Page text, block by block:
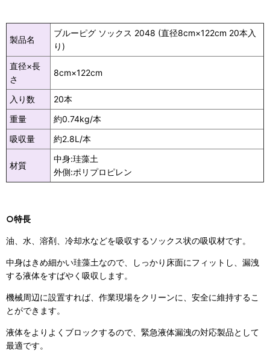
製品名
ブルーピグ ソックス 2048 (直径8cm×122cm 20本入
り)
直径×長
さ
8cm×122cm
入り数
20本
重量
約0.74kg/本
吸収量
約2.8L/本
材質
中身:珪藻土
外側:ポリプロピレン
○特長
油、水、溶剤、冷却水などを吸収するソックス状の吸収材です。
中身はきめ細かい珪藻土なので、しっかり床面にフィットし、漏洩
する液体をすばやく吸収します。
機械周辺に設置すれば、作業現場をクリーンに、安全に維持するこ
とができます。
液体をよりよくブロックするので、緊急液体漏洩の対応製品として
最適です。